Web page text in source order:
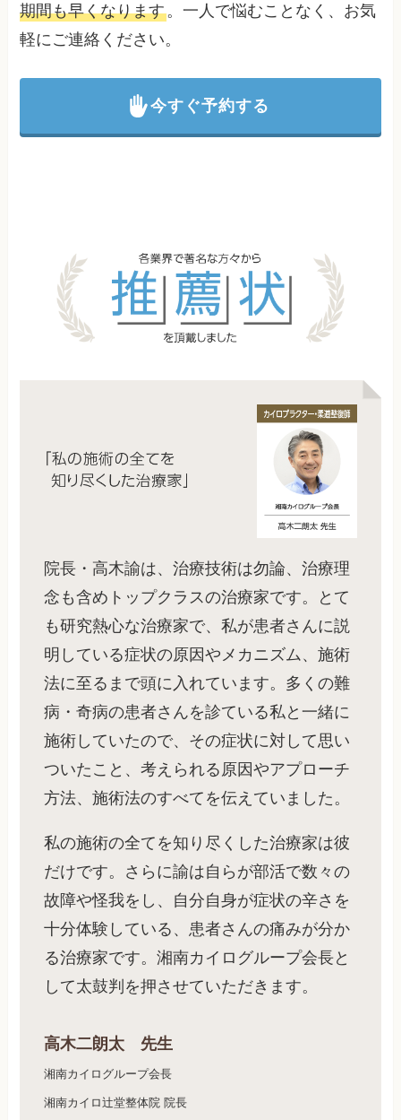
期間も早くなります。一人で悩むことなく、お気
軽にご連絡ください。
今すぐ予約する
院長・高木諭は、治療技術は勿論、治療理
念も含めトップクラスの治療家です。とて
も研究熱心な治療家で、私が患者さんに説
明している症状の原因やメカニズム、施術
法に至るまで頭に入れています。多くの難
病・奇病の患者さんを診ている私と一緒に
施術していたので、その症状に対して思い
ついたこと、考えられる原因やアプローチ
方法、施術法のすべてを伝えていました。
私の施術の全てを知り尽くした治療家は彼
だけです。さらに諭は自らが部活で数々の
故障や怪我をし、自分自身が症状の辛さを
十分体験している、患者さんの痛みが分か
る治療家です。湘南カイログループ会長と
して太鼓判を押させていただきます。
高木二朗太 先生
湘南カイログループ会長
湘南カイロ辻堂整体院 院長